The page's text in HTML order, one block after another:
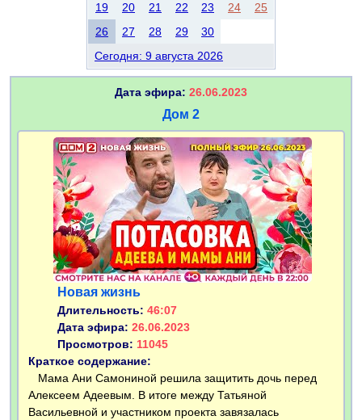
19
20 21 22 23 24
25
26
27 28 29
30
Сегодня: 9 августа 2026
Дата эфира: 26.06.2023
Дом 2
Новая жизнь
Длительность: 46:07
Дата эфира: 26.06.2023
Просмотров: 11045
Краткое содержание:
Мама Ани Самониной решила защитить дочь перед
Алексеем Адеевым. В итоге между Татьяной
Васильевной и участником проекта завязалась